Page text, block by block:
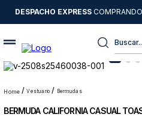
DESPACHO EXPRESS
Buscar...
vestuario bermudas
BERMUDA CALIFORNIA CASUAL
1.
sweater
2.
chaquetas